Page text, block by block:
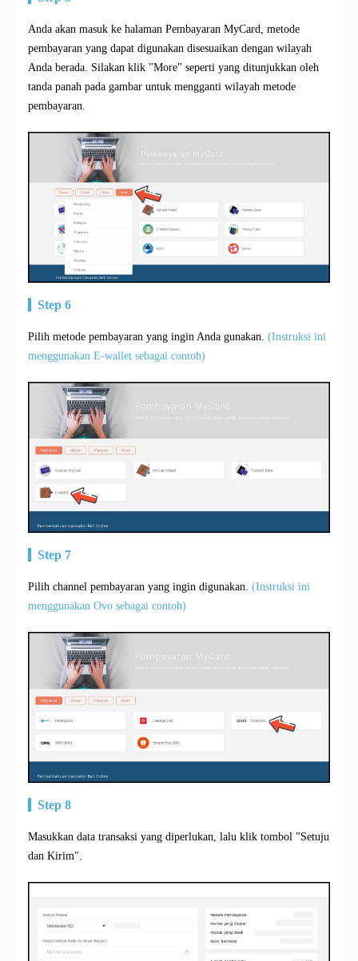
Anda akan masuk ke halaman Pembayaran MyCard, metode
pembayaran yang dapat digunakan disesuaikan dengan wilayah
Anda berada. Silakan klik "More" seperti yang ditunjukkan oleh
tanda panah pada gambar untuk mengganti wilayah metode
pembayaran.
Step 6
Pilih metode pembayaran yang ingin Anda gunakan. (Instruksi ini
menggunakan E-wallet sebagai contoh)
Step 7
Pilih channel pembayaran yang ingin digunakan. (Instruksi ini
menggunakan Ovo sebagai contoh)
Step 8
Masukkan data transaksi yang diperlukan, lalu klik tombol "Setuju
dan Kirim".